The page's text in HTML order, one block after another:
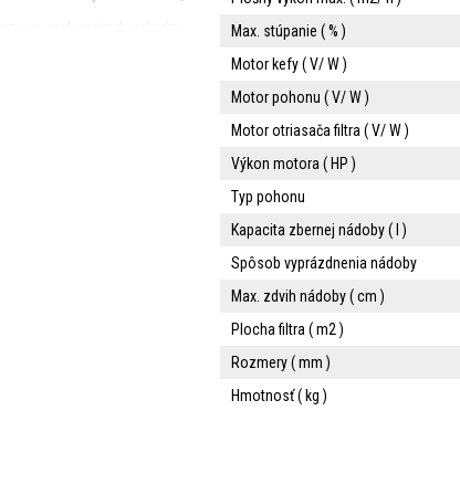
Bifuel Benzín/LPG ( len
na zadnej strane stroja .
plochách okolo stroja sa
Max. stúpanie ( % )
Motor kefy ( V/ W )
Motor pohonu ( V/ W )
Motor otriasača filtra ( V/ W )
Výkon motora ( HP )
Typ pohonu
Kapacita zbernej nádoby ( l )
Spôsob vyprázdnenia nádoby
Max. zdvih nádoby ( cm )
Plocha filtra ( m2 )
Rozmery ( mm )
Hmotnosť ( kg )